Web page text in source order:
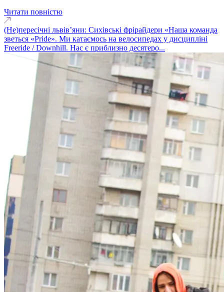
Читати повністю
(Не)пересічні львів’яни: Сихівські фрірайдери «Наша команда
зветься «Pride». Ми катаємось на велосипедах у дисципліні
Freeride / Downhill. Нас є приблизно десятеро...